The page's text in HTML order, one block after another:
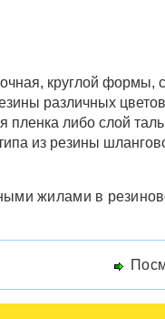
круглой формы,
различных
пленка либо слой
из резины
жилами в